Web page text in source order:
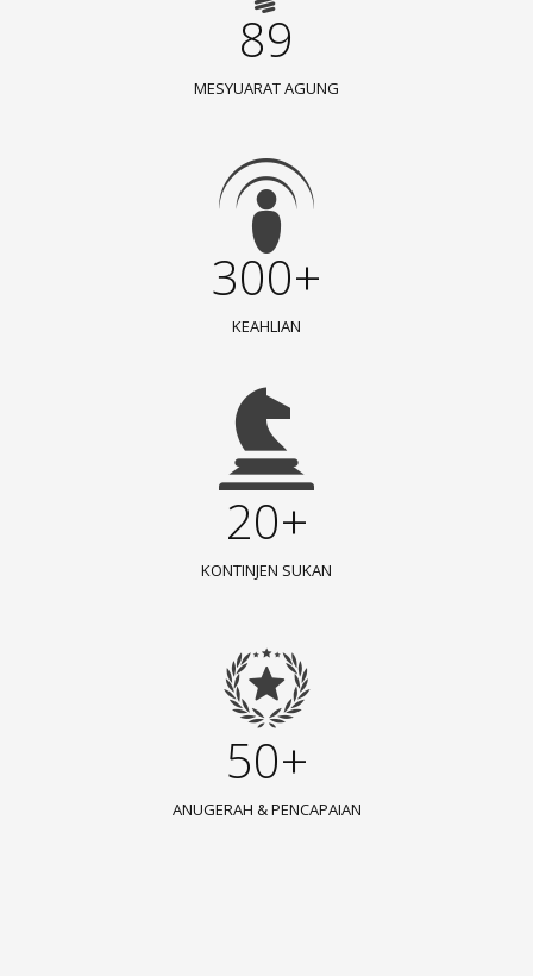
89
MESYUARAT AGUNG
300+
KEAHLIAN
20+
KONTINJEN SUKAN
50+
ANUGERAH & PENCAPAIAN